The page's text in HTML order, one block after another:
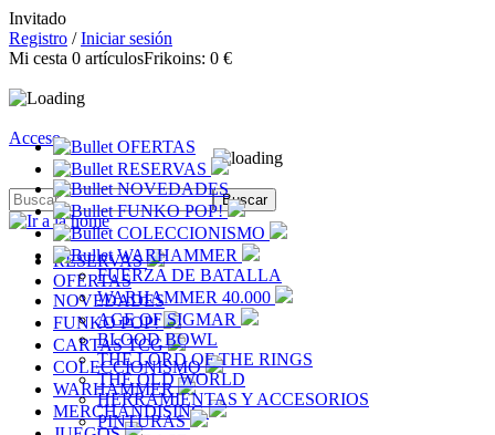
Invitado
Registro /Iniciar sesión
Mi cesta 0 artículosFrikoins: 0 €
Acceso
RESERVAS
OFERTAS
NOVEDADES
FUNKO POP!
CARTAS TCG
COLECCIONISMO
WARHAMMER
MERCHANDISING
OFERTAS
RESERVAS
NOVEDADES
FUNKO POP!
COLECCIONISMO
WARHAMMER
FUERZA DE BATALLA
WARHAMMER 40.000
AGE OF SIGMAR
BLOOD BOWL
THE LORD OF THE RINGS
THE OLD WORLD
HERRAMIENTAS Y ACCESORIOS
PINTURAS